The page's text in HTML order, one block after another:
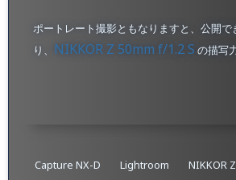
ポートレート撮影ともなりますと、公開
り、
NIKKOR Z 50mm f/1.2 S の描写
Capture NX-D Lightroom
NIKKOR